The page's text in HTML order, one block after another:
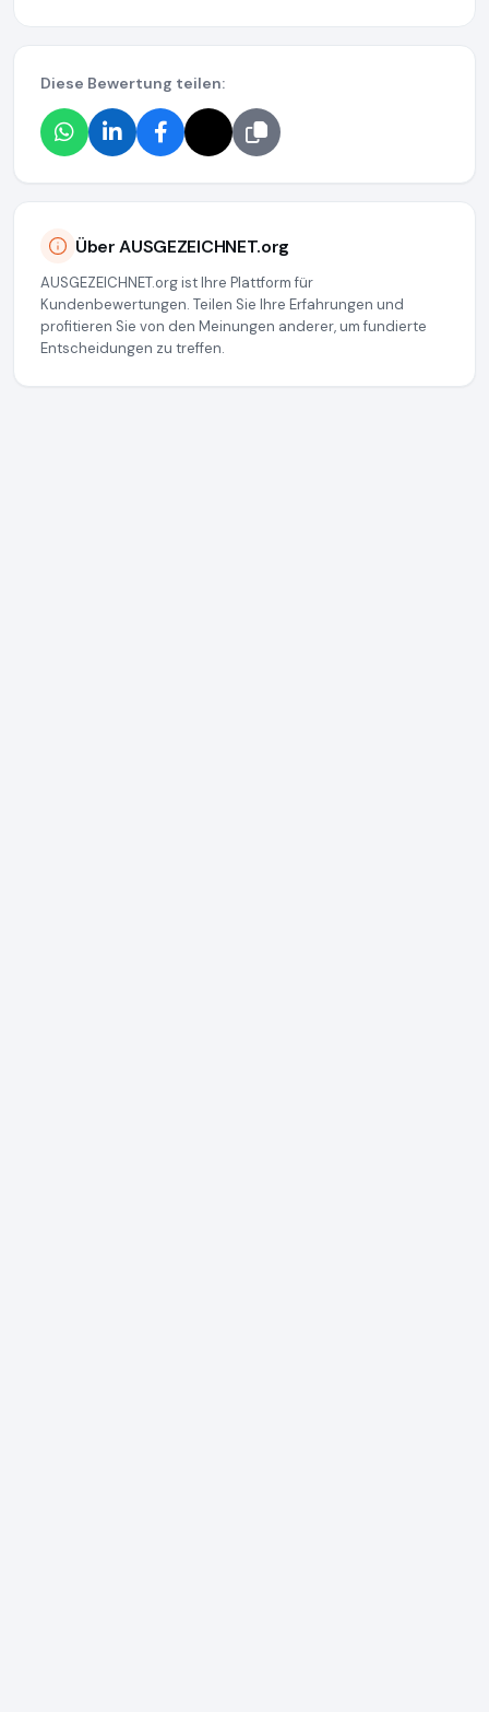
Diese Bewertung teilen:
Über AUSGEZEICHNET.org
AUSGEZEICHNET.org ist Ihre Plattform für
Kundenbewertungen. Teilen Sie Ihre Erfahrungen und
profitieren Sie von den Meinungen anderer, um fundierte
Entscheidungen zu treffen.